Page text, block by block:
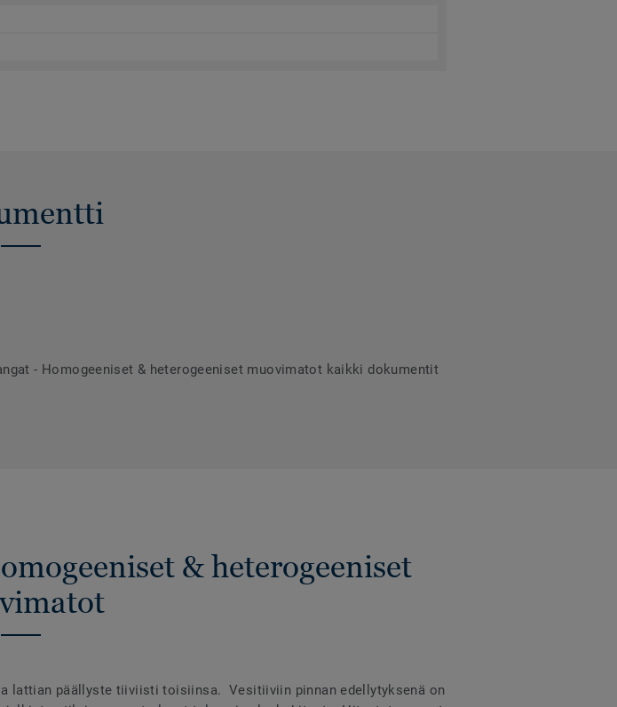
- Homogeeniset & heterogeeniset muovimatot kaikki dokumentit
& heterogeeniset
lattian päällyste tiiviisti toisiinsa. Vesitiiviin pinnan edellytyksenä on